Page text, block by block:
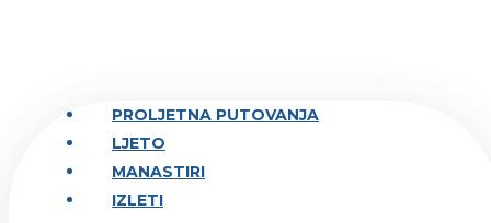
PROLJETNA PUTOVANJA
LJETO
MANASTIRI
IZLETI